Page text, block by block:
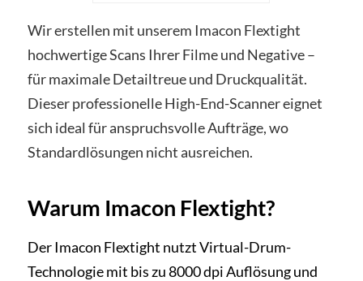
Wir erstellen mit unserem Imacon Flextight
hochwertige Scans Ihrer Filme und Negative –
für maximale Detailtreue und Druckqualität.
Dieser professionelle High-End-Scanner eignet
sich ideal für anspruchsvolle Aufträge, wo
Standardlösungen nicht ausreichen.
Warum Imacon Flextight?
Der Imacon Flextight nutzt Virtual-Drum-
Technologie mit bis zu 8000 dpi Auflösung und